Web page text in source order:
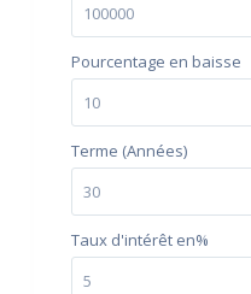
Pourcentage en baisse
Terme (Années)
Taux d'intérêt en%